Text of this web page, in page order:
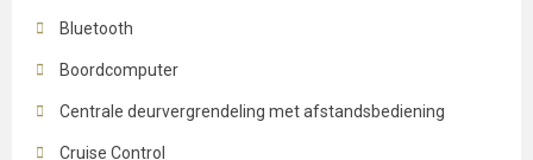
Bluetooth
Boordcomputer
Centrale deurvergrendeling met afstandsbediening
Cruise Control